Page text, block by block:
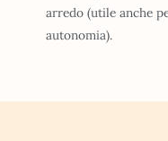
arredo (utile anche
autonomia).